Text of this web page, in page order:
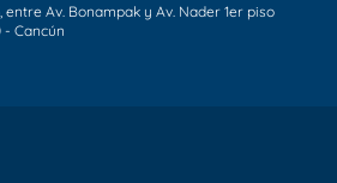
entre Av. Bonampak y Av. Nader 1er piso
- Cancún